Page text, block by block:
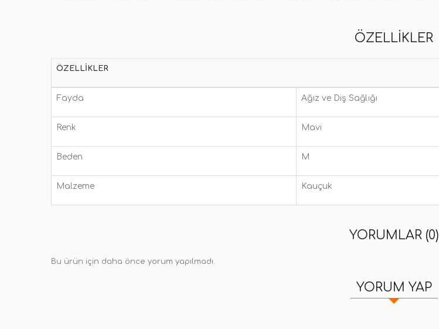
ÖZELLIKLER
ÖZELLIKLER
Fayda Ağız ve Diş Sağlığı
Renk Mavi
Beden M
Malzeme Kauçuk
YORUMLAR (0)
Bu ürün için daha önce yorum yapılmadı.
YORUM YAP